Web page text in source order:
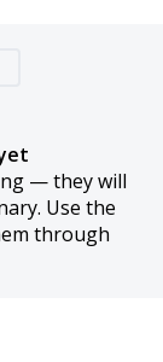
— they will
Use the
through